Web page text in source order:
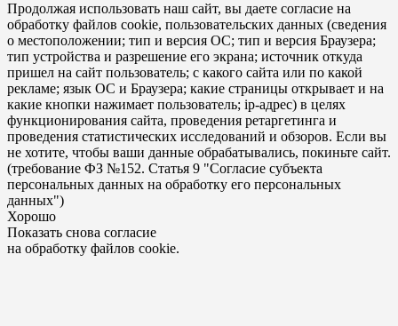
Продолжая использовать наш сайт, вы даете согласие на
обработку файлов cookie, пользовательских данных (сведения
о местоположении; тип и версия ОС; тип и версия Браузера;
тип устройства и разрешение его экрана; источник откуда
пришел на сайт пользователь; с какого сайта или по какой
рекламе; язык ОС и Браузера; какие страницы открывает и на
какие кнопки нажимает пользователь; ip-адрес) в целях
функционирования сайта, проведения ретаргетинга и
проведения статистических исследований и обзоров. Если вы
не хотите, чтобы ваши данные обрабатывались, покиньте сайт.
(требование ФЗ №152. Статья 9 "Согласие субъекта
персональных данных на обработку его персональных
данных")
Хорошо
Показать снова согласие
на обработку файлов cookie.